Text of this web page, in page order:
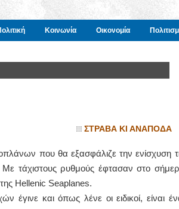
Κοινωνία Οικονομία
ΣΤΡΑΒΑ ΚΙ ΑΝΑΠΟΔΑ
που θα εξασφάλιζε την ενίσχυση
τάχιστους ρυθμούς έφτασαν στο
Hellenic Seaplanes.
και όπως λένε οι ειδικοί, είναι